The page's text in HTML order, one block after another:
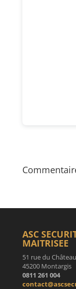
ASC
MAITRISEE
51 rue du Château
45200 Montargis
0811 261 004